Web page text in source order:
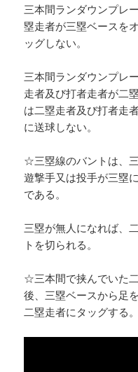
三本間ランダウンプレ
塁走者が三塁ベースを
ッグしない。
三本間ランダウンプレ
走者及び打者走者が二
は二塁走者及び打者走
に送球しない。
☆三塁線のバントは、
遊撃手又は投手が三塁
である。
三塁が無人になれば、
トを切られる。
☆三本間で挟んでいた
後、三塁ベースから足
二塁走者にタッグする。